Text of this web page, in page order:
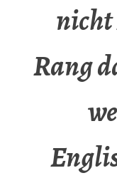
nicht
Rang